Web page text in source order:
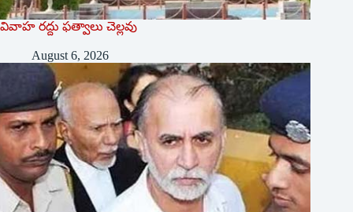
వివాహ రద్దు ఫత్వాలు చెల్లవు
August 6, 2026